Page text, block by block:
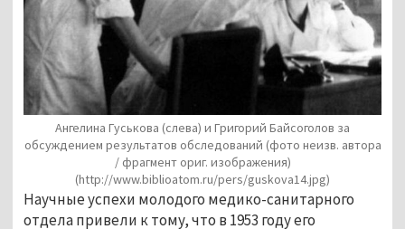
Ангелина Гуськова (слева) и Григорий Байсоголов за
обсуждением результатов обследований (фото неизв. автора
/ фрагмент ориг. изображения)
(http://www.biblioatom.ru/pers/guskova14.jpg)
Научные успехи молодого медико-санитарного
отдела привели к тому, что в 1953 году его